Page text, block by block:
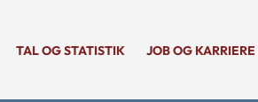
TAL OG STATISTIK JOB OG KARRIERE